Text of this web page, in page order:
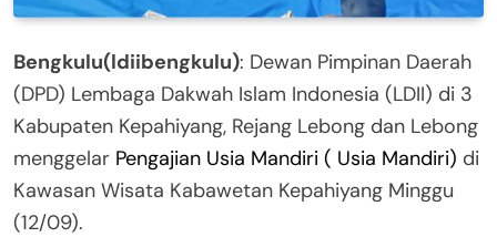
Bengkulu(ldiibengkulu): Dewan Pimpinan Daerah
(DPD) Lembaga Dakwah Islam Indonesia (LDII) di 3
Kabupaten Kepahiyang, Rejang Lebong dan Lebong
menggelar Pengajian Usia Mandiri ( Usia Mandiri) di
Kawasan Wisata Kabawetan Kepahiyang Minggu
(12/09).